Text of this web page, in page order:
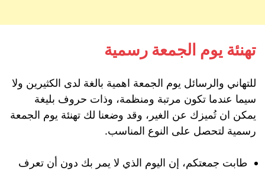
تهنئة يوم الجمعة رسمية
للتهاني والرسائل يوم الجمعة اهمية بالغة لدى الكثيرين ولا
سيما عندما تكون مرتبة ومنظمة، وذات حروف بليغة
يمكن ان تُميزك عن الغير، وقد وضعنا لك تهنئة يوم الجمعة
رسمية لتحصل على النوع المناسب.
طابت جمعتكم، إن اليوم الذي لا يمر بك دون أن تعرف